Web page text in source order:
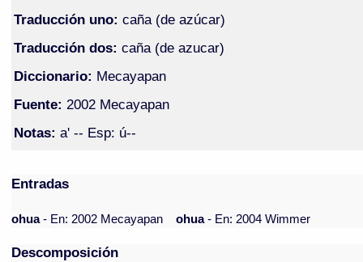
Traducción uno: caña (de azúcar)
Traducción dos: caña (de azucar)
Diccionario: Mecayapan
Fuente: 2002 Mecayapan
Notas: a' -- Esp: ú--
Entradas
ohua- En: 2002 Mecayapan ohua- En: 2004 Wimmer
Descomposición